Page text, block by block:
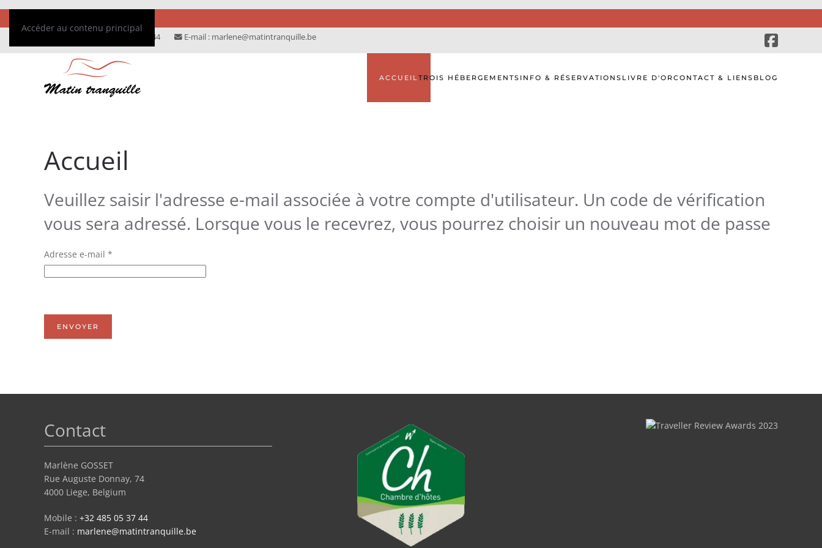
Accéder au contenu principal
+32 485 05 37 44 E-mail : marlene@matintranquille.be
ACCUEIL TROIS HÉBERGEMENTS INFO & RÉSERVATIONS LIVRE D'ORCONTACT & LIENS BLOG
Accueil
Veuillez saisir l'adresse e-mail associée à votre compte d'utilisateur. Un code de vérification
vous sera adressé. Lorsque vous le recevrez, vous pourrez choisir un nouveau mot de passe
Adresse e-mail *
ENVOYER
Contact
Marlène GOSSET
Rue Auguste Donnay, 74
4000 Liege, Belgium
Mobile : +32 485 05 37 44
E-mail : marlene@matintranquille.be